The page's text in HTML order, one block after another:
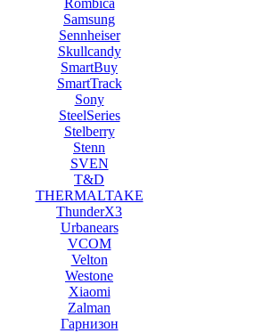
Rombica
Samsung
Sennheiser
Skullcandy
SmartBuy
SmartTrack
Sony
SteelSeries
Stelberry
Stenn
SVEN
T&D
THERMALTAKE
ThunderX3
Urbanears
VCOM
Velton
Westone
Xiaomi
Zalman
Гарнизон